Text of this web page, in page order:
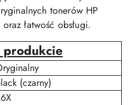
tonerów HP
łatwość obsługi.
produkcie
(czarny)